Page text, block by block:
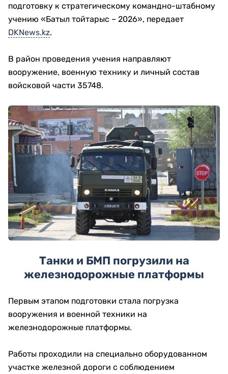
подготовку к стратегическому командно-штабному
учению «Батыл тойтарыс – 2026», передает
DKNews.kz.
В район проведения учения направляют
вооружение, военную технику и личный состав
войсковой части 35748.
Танки и БМП погрузили на
железнодорожные платформы
Первым этапом подготовки стала погрузка
вооружения и военной техники на
железнодорожные платформы.
Работы проходили на специально оборудованном
участке железной дороги с соблюдением